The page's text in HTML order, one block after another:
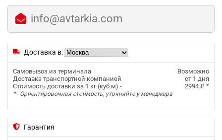
info@avtarkia.com
Доставка в:
Самовывоз из терминала
Возможно
Доставка транспортной компанией
от 1 дня
Стоимость доставки за 1 кг (куб.м) -
2994 ₽ *
* - Ориентировочная стоимость, уточняйте у менеджера
Гарантия